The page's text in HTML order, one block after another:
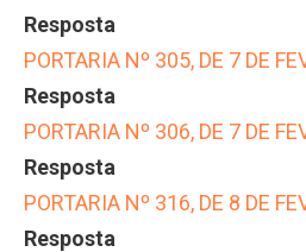
Resposta
PORTARIA Nº 305, DE 7 DE
Resposta
PORTARIA Nº 306, DE 7 DE
Resposta
PORTARIA Nº 316, DE 8 DE
Resposta